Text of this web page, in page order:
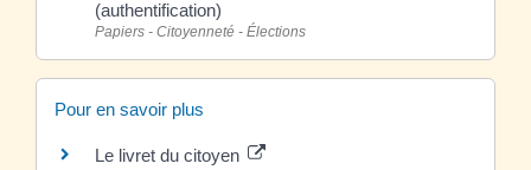
(authentification)
Papiers - Citoyenneté - Élections
Pour en savoir plus
Le livret du citoyen